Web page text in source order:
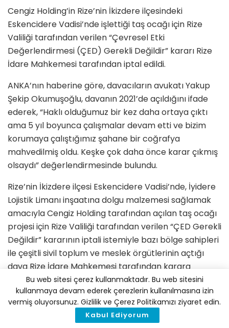
Cengiz Holding’in Rize’nin İkizdere ilçesindeki
Eskencidere Vadisi’nde işlettiği taş ocağı için Rize
Valiliği tarafından verilen “Çevresel Etki
Değerlendirmesi (ÇED) Gerekli Değildir” kararı Rize
İdare Mahkemesi tarafından iptal edildi.
ANKA’nın haberine göre, davacıların avukatı Yakup
Şekip Okumuşoğlu, davanın 2021’de açıldığını ifade
ederek, “Haklı olduğumuz bir kez daha ortaya çıktı
ama 5 yıl boyunca çalışmalar devam etti ve bizim
korumaya çalıştığımız şahane bir coğrafya
mahvedilmiş oldu. Keşke çok daha önce karar çıkmış
olsaydı” değerlendirmesinde bulundu.
Rize’nin İkizdere ilçesi Eskencidere Vadisi’nde, İyidere
Lojistik Limanı inşaatına dolgu malzemesi sağlamak
amacıyla Cengiz Holding tarafından açılan taş ocağı
projesi için Rize Valiliği tarafından verilen “ÇED Gerekli
Değildir” kararının iptali istemiyle bazı bölge sahipleri
ile çeşitli sivil toplum ve meslek örgütlerinin açtığı
dava Rize İdare Mahkemesi tarafından karara
bağlandı.
Mahkeme, Ulaştırma ve Altyapı Bakanlığı, Cengiz
İnşaat Sanayi ve Ticaret A.Ş. ile Yapı ve Yapı İnşaat
Bu web sitesi çerez kullanmaktadır. Bu web sitesini
kullanmaya devam ederek çerezlerin kullanılmasına izin
vermiş oluyorsunuz. Gizlilik ve Çerez Politikamızı ziyaret edin.
Kabul Ediyorum